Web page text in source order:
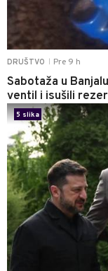
DRUŠTVO Pre 9 h
Sabotaža u
ventil i isušili
5 slika